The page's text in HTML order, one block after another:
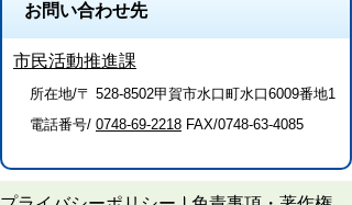
お問い合わせ先
市民活動推進課
所在地/〒 528-8502甲賀市水口町水口6009番地1
電話番号/ 0748-69-2218 FAX/0748-63-4085